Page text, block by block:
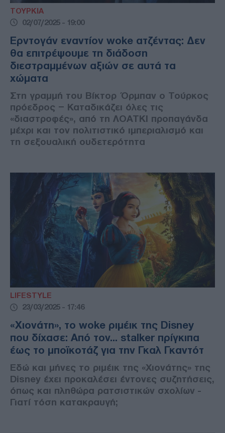
ΤΟΥΡΚΙΑ
02/07/2025 - 19:00
Ερντογάν εναντίον woke ατζέντας: Δεν
θα επιτρέψουμε τη διάδοση
διεστραμμένων αξιών σε αυτά τα
χώματα
Στη γραμμή του Βίκτορ Όρμπαν ο Τούρκος
πρόεδρος – Καταδικάζει όλες τις
«διαστροφές», από τη ΛΟΑΤΚΙ προπαγάνδα
μέχρι και τον πολιτιστικό ιμπεριαλισμό και
τη σεξουαλική ουδετερότητα
LIFESTYLE
23/03/2025 - 17:46
«Χιονάτη», το woke ριμέικ της Disney
που δίχασε: Από τον... stalker πρίγκιπα
έως το μποϊκοτάζ για την Γκαλ Γκαντότ
Εδώ και μήνες το ριμέικ της «Χιονάτης» της
Disney έχει προκαλέσει έντονες συζητήσεις,
όπως και πληθώρα ρατσιστικών σχoλίων -
Γιατί τόση κατακραυγή;